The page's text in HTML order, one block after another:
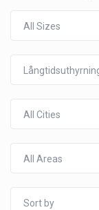
All Sizes
All Cities
All Areas
Sort by